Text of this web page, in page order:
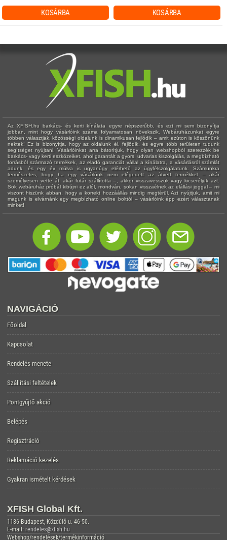
KOSÁRBA KOSÁRBA
Az XFISH.hu barkács- és kerti kínálata egyre népszerűbb, és ezt mi sem bizonyítja
jobban, mint hogy vásárlóink száma folyamatosan növekszik. Webáruházunkat egyre
többen választják, közösségi oldalunk is dinamikusan fejlődik – amit ezúton is köszönünk
nektek! Ez is bizonyítja, hogy az oldalunk él, fejlődik, és egyre több területen tudunk
segítséget nyújtani. Vásárlóinkat arra bátorítjuk, hogy olyan webshopból szerezzék be
barkács- vagy kerti eszközeiket, ahol garantált a gyors, udvarias kiszolgálás, a megbízható
forrásból származó termékek, az eladó garanciát vállal a kínálatra, a vásárlásról számlát
adunk, és egy év múlva is ugyanúgy elérhető az ügyfélszolgálatunk. Számunkra
természetes, hogy ha egy vásárlónk nem elégedett az átvett termékkel – akár
személyesen vette át, akár futár szállította –, akkor visszavesszük vagy kicseréljük azt.
Sok webáruház próbál kibújni ez alól, mondván, sokan visszaélnek az elállási joggal – mi
viszont hiszünk abban, hogy a korrekt hozzáállás mindig megtérül. Azt nyújtjuk, amit mi
magunk is elvárnánk egy megbízható online bolttól – vásárlóink épp ezért választanak
minket!
NAVIGÁCIÓ
Főoldal
Kapcsolat
Rendelés menete
Szállítási feltételek
Pontgyűjtő akció
Belépés
Regisztráció
Reklamáció kezelés
Gyakran ismételt kérdések
XFISH Global Kft.
1186 Budapest, Közdűlő u. 46-50.
E-mail: rendeles@xfish.hu
Webshop/rendelések/termékinformáció